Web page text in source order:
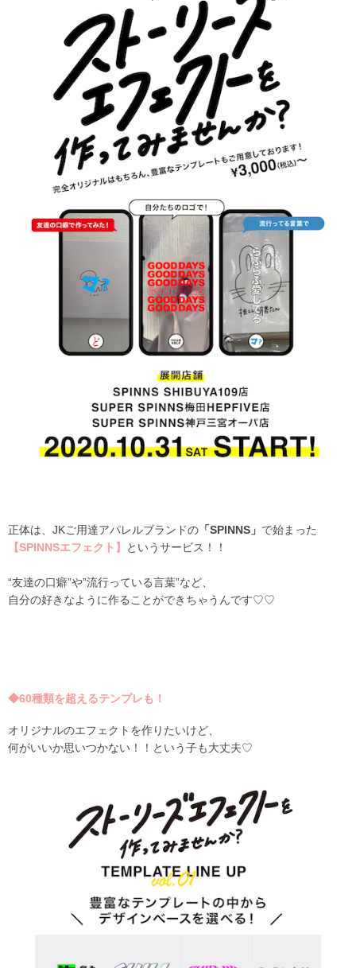
正体は、JKご用達アパレルブランドの 「SPINNS」 で始まった
【SPINNSエフェクト】
というサービス！！
“友達の口癖”や”流行っている言葉”など、
自分の好きなように作ることができちゃうんです♡♡
◆60種類を超えるテンプレも！
オリジナルのエフェクトを作りたいけど、
何がいいか思いつかない！！という子も大丈夫♡